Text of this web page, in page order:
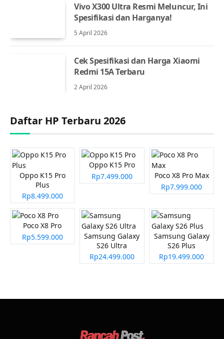
Vivo X300 Ultra Resmi Meluncur, Ini
Spesifikasi dan Harganya!
5 April 2026
Cek Spesifikasi dan Harga Xiaomi
Redmi 15A Terbaru
2 April 2026
Daftar HP Terbaru 2026
Oppo K15 Pro
Plus
Rp8.499.000
Oppo K15 Pro
Rp7.499.000
Poco X8 Pro Max
Rp7.999.000
Poco X8 Pro
Rp5.599.000
Samsung Galaxy
S26 Ultra
Rp24.499.000
Samsung Galaxy
S26 Plus
Rp19.499.000